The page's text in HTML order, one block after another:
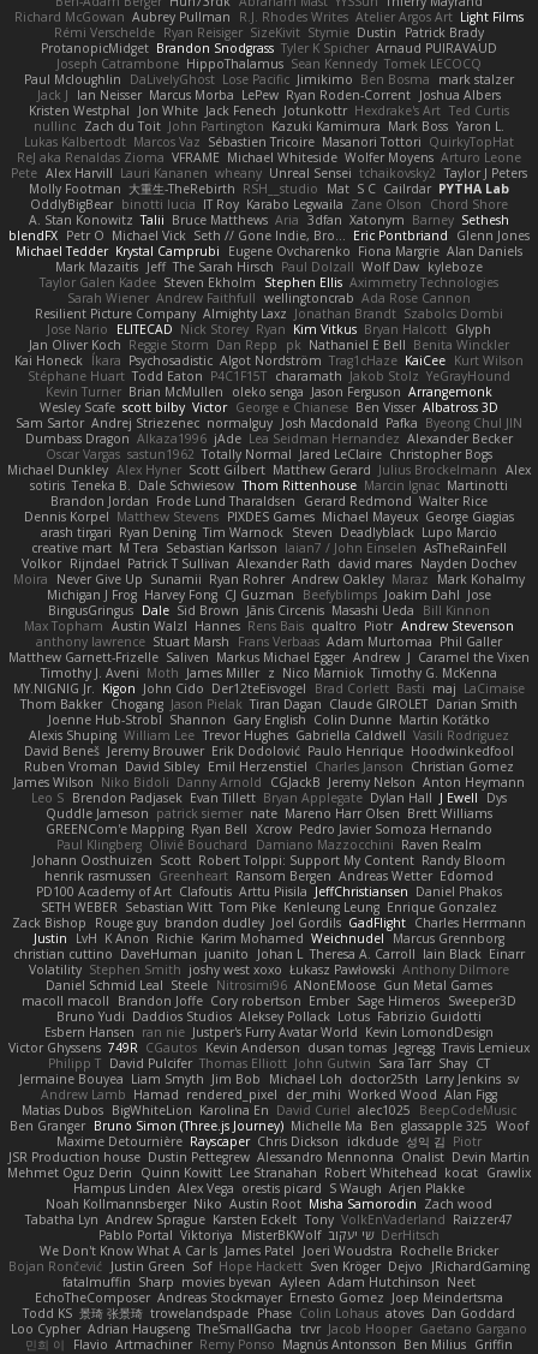
Richard McGowan Aubrey Pullman R.J. Rhodes Writes Atelier Argos Art Light Films
Rémi Verschelde Ryan Reisiger SizeKivit Stymie Dustin
Patrick Brady
ProtanopicMidget Brandon Snodgrass Tyler K Spicher Arnaud PUIRAVAUD
Joseph Catrambone HippoThalamus Sean Kennedy Tomek LECOCQ
Paul Mcloughlin
DaLivelyGhost Lose Pacific Jimikimo Ben Bosma
mark stalzer
Jack J
Ian Neisser Marcus Morba LePew Ryan Roden-Corrent Joshua Albers
Kristen Westphal
Jon White Jack Fenech Jotunkottr Hexdrake's Art Ted Curtis
nullinc Zach du Toit John Partington Kazuki Kamimura Mark Boss Yaron L.
Lukas Kalbertodt Marcos Vaz Sébastien Tricoire Masanori Tottori QuirkyTopHat
ReJ aka Renaldas Zioma VFRAME Michael Whiteside Wolfer Moyens Arturo Leone
Pete Alex Harvill Lauri Kananen wheany Unreal Sensei tchaikovsky2 Taylor J Peters
Molly Footman 大重生-TheRebirth RSH__studio Mat S C Cailrdar PYTHA Lab
OddlyBigBear binotti lucia IT Roy Karabo Legwaila Zane Olson
Chord Shore
A. Stan Konowitz Talii Bruce Matthews Aria 3dfan Xatonym Barney Sethesh
blendFX Petr O Michael Vick Seth // Gone Indie, Bro... Eric Pontbriand
Glenn Jones
Michael Tedder Krystal Camprubi Eugene Ovcharenko Fiona Margrie Alan Daniels
Mark Mazaitis Jeff The Sarah Hirsch Paul Dolzall Wolf Daw kyleboze
Taylor Galen Kadee Steven Ekholm Stephen Ellis Aximmetry Technologies
Sarah Wiener Andrew Faithfull wellingtoncrab Ada Rose Cannon
Resilient Picture Company Almighty Laxz Jonathan Brandt Szabolcs Dombi
Jose Nario
ELITECAD Nick Storey Ryan Kim Vitkus Bryan Halcott Glyph
Jan Oliver Koch Reggie Storm Dan Repp pk Nathaniel E Bell Benita Winckler
Kai Honeck Íkara Psychosadistic Algot Nordström Trag1cHaze KaiCee Kurt Wilson
Stéphane Huart Todd Eaton P4C1F15T charamath Jakob Stolz YeGrayHound
Kevin Turner Brian McMullen oleko senga Jason Ferguson Arrangemonk
Wesley Scafe scott bilby Victor George e Chianese Ben Visser Albatross 3D
Sam Sartor Andrej Striezenec normalguy Josh Macdonald Pafka Byeong Chul JIN
Dumbass Dragon Alkaza1996 jAde Lea Seidman Hernandez Alexander Becker
Oscar Vargas sastun1962 Totally Normal Jared LeClaire Christopher Bogs
Michael Dunkley Alex Hyner Scott Gilbert Matthew Gerard Julius Brockelmann Alex
sotiris Teneka B. Dale Schwiesow Thom Rittenhouse Marcin Ignac Martinotti
Brandon Jordan Frode Lund Tharaldsen Gerard Redmond Walter Rice
Dennis Korpel Matthew Stevens PIXDES Games Michael Mayeux George Giagias
arash tirgari Ryan Dening Tim Warnock Steven Deadlyblack Lupo Marcio
creative mart M Tera Sebastian Karlsson Iaian7 / John Einselen AsTheRainFell
Volkor Rijndael Patrick T Sullivan Alexander Rath david mares Nayden Dochev
Moira
Never Give Up Sunamii Ryan Rohrer Andrew Oakley Maraz
Mark Kohalmy
Michigan J Frog Harvey Fong CJ Guzman Beefyblimps Joakim Dahl Jose
BingusGringus Dale Sid Brown Jānis Circenis Masashi Ueda
Bill Kinnon
Max Topham Austin Walzl Hannes Rens Bais qualtro Piotr Andrew Stevenson
anthony lawrence Stuart Marsh Frans Verbaas Adam Murtomaa Phil Galler
Matthew Garnett-Frizelle Saliven Markus Michael Egger Andrew J Caramel the Vixen
Timothy J. Aveni Moth James Miller z Nico Marniok Timothy G. McKenna
MY.NIGNIG Jr. Kigon John Cido Der12teEisvogel Brad Corlett Basti maj LaCimaise
Thom Bakker Chogang Jason Pielak Tiran Dagan Claude GIROLET Darian Smith
Joenne Hub-Strobl Shannon Gary English Colin Dunne Martin Koťátko
Alexis Shuping William Lee Trevor Hughes Gabriella Caldwell Vasili Rodriguez
David Beneš Jeremy Brouwer Erik Dodolović Paulo Henrique Hoodwinkedfool
Ruben Vroman David Sibley Emil Herzenstiel Charles Janson Christian Gomez
James Wilson Niko Bidoli Danny Arnold CGJackB Jeremy Nelson Anton Heymann
Leo S Brendon Padjasek Evan Tillett Bryan Applegate Dylan Hall J Ewell
Dys
Quddle Jameson patrick siemer nate Mareno Harr Olsen Brett Williams
GREENCom'e Mapping Ryan Bell Xcrow Pedro Javier Somoza Hernando
Paul Klingberg Olivié Bouchard Damiano Mazzocchini Raven Realm
Johann Oosthuizen Scott Robert Tolppi: Support My Content Randy Bloom
henrik rasmussen Greenheart Ransom Bergen Andreas Wetter Edomod
PD100 Academy of Art Clafoutis Arttu Piisila JeffChristiansen Daniel Phakos
SETH WEBER Sebastian Witt Tom Pike Kenleung Leung Enrique Gonzalez
Zack Bishop
Rouge guy brandon dudley Joel Gordils GadFlight Charles Herrmann
Justin
LvH K Anon Richie Karim Mohamed Weichnudel
Marcus Grennborg
christian cuttino DaveHuman juanito Johan L Theresa A. Carroll Iain Black Einarr
Volatility Stephen Smith joshy west xoxo Łukasz Pawłowski Anthony Dilmore
Daniel Schmid Leal Steele Nitrosimi96 ANonEMoose Gun Metal Games
macoll macoll
Brandon Joffe Cory robertson Ember Sage Himeros Sweeper3D
Bruno Yudi Daddios Studios Aleksey Pollack Lotus Fabrizio Guidotti
Esbern Hansen ran nie Justper's Furry Avatar World Kevin LomondDesign
Victor Ghyssens 749R CGautos Kevin Anderson dusan tomas Jegregg Travis Lemieux
Philipp T David Pulcifer Thomas Elliott John Gutwin Sara Tarr Shay CT
Jermaine Bouyea Liam Smyth Jim Bob Michael Loh doctor25th Larry Jenkins sv
Andrew Lamb Hamad rendered_pixel der_mihi Worked Wood Alan Figg
Matias Dubos BigWhiteLion Karolina En David Curiel alec1025
BeepCodeMusic
Ben Granger Bruno Simon (Three.js Journey) Michelle Ma Ben glassapple 325 Woof
Maxime Detournière Rayscaper Chris Dickson idkdude 성익 김 Piotr
JSR Production house Dustin Pettegrew Alessandro Mennonna Onalist Devin Martin
Mehmet Oguz Derin
Quinn Kowitt Lee Stranahan Robert Whitehead kocat Grawlix
Hampus Linden Alex Vega orestis picard S Waugh Arjen Plakke
Noah Kollmannsberger Niko Austin Root Misha Samorodin Zach wood
Tabatha Lyn Andrew Sprague Karsten Eckelt Tony VolkEnVaderland Raizzer47
Pablo Portal Viktoriya MisterBKWolf שי יעקוב DerHitsch
We Don't Know What A Car Is James Patel Joeri Woudstra Rochelle Bricker
Bojan Rončević Justin Green Sof Hope Hackett Sven Kröger Dejvo
JRichardGaming
fatalmuffin Sharp movies byevan Ayleen Adam Hutchinson Neet
EchoTheComposer Andreas Stockmayer Ernesto Gomez Joep Meindertsma
Todd KS 景琦 张景琦 trowelandspade Phase Colin Lohaus atoves Dan Goddard
Loo Cypher Adrian Haugseng TheSmallGacha trvr Jacob Hooper Gaetano Gargano
민희 이
Flavio Artmachiner Remy Ponso Magnús Antonsson Ben Milius Griffin